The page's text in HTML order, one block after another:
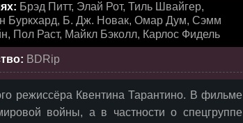
Брэд Питт, Элай Рот, Тиль Швайгер,
Буркхард, Б. Дж. Новак, Омар Дум, Сэмм
Пол Раст, Майкл Бэколл, Карлос Фидель
BDRip
режиссёра Квентина Тарантино. В фильме
войны, а в частности о спецгруппе